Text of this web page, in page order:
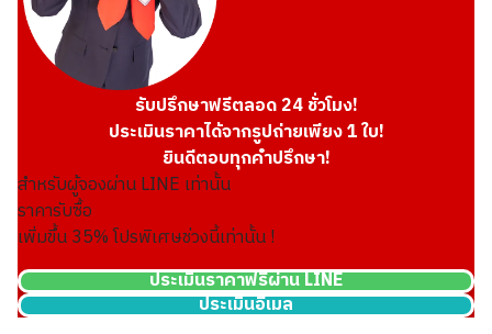
รับปรึกษาฟรีตลอด 24 ชั่วโมง!
ประเมินราคาได้จากรูปถ่ายเพียง 1 ใบ!
ยินดีตอบทุกคำปรึกษา!
สำหรับผู้จองผ่าน LINE เท่านั้น
ราคารับซื้อ
เพิ่มขึ้น35% โปรพิเศษช่วงนี้เท่านั้น !
ประเมินราคาฟรีผ่าน LINE
ประเมินอีเมล